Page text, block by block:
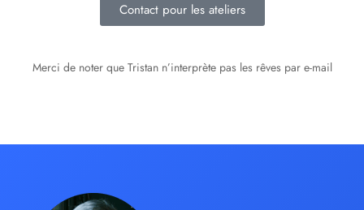
Contact pour les ateliers
Merci de noter que Tristan n’interprète pas les rêves par e-mail